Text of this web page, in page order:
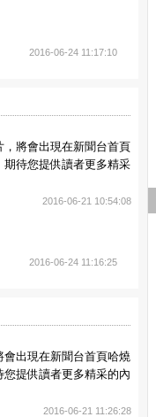
2016-06-24 11:17:10
將會出現在新聞台首頁
待您提供讀者更多精采
2016-06-21 10:54:08
2016-06-24 11:16:25
出現在新聞台首頁哈燒
提供讀者更多精采的內
2016-06-21 11:26:28